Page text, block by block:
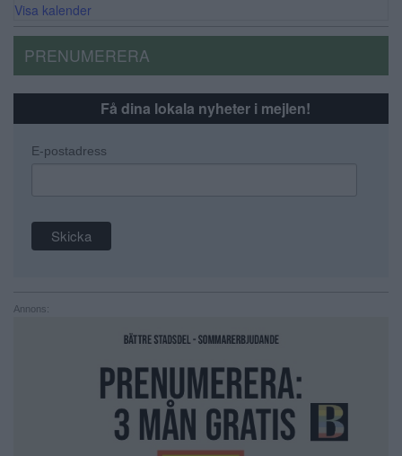
Visa kalender
PRENUMERERA
Få dina lokala nyheter i mejlen!
E-postadress
Annons: